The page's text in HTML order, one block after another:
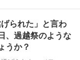
られた」と言わ
、過越祭のような
うか？